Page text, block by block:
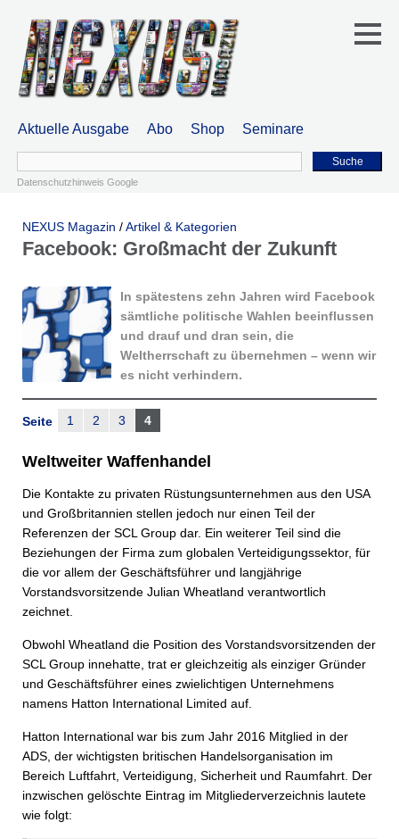
Aktuelle Ausgabe Abo Shop Seminare
Suche
Datenschutzhinweis Google
NEXUS Magazin /Artikel & Kategorien
Facebook: Großmacht der Zukunft
In spätestens zehn Jahren wird Facebook
sämtliche politische Wahlen beeinflussen
und drauf und dran sein, die
Weltherrschaft zu übernehmen – wenn wir
es nicht verhindern.
Seite 1 2 3 4
Weltweiter Waffenhandel
Die Kontakte zu privaten Rüstungsunternehmen aus den USA
und Großbritannien stellen jedoch nur einen Teil der
Referenzen der SCL Group dar. Ein weiterer Teil sind die
Beziehungen der Firma zum globalen Verteidigungssektor, für
die vor allem der Geschäftsführer und langjährige
Vorstandsvorsitzende Julian Wheatland verantwortlich
zeichnet.
Obwohl Wheatland die Position des Vorstandsvorsitzenden der
SCL Group innehatte, trat er gleichzeitig als einziger Gründer
und Geschäftsführer eines zwielichtigen Unternehmens
namens Hatton International Limited auf.
Hatton International war bis zum Jahr 2016 Mitglied in der
ADS, der wichtigsten britischen Handelsorganisation im
Bereich Luftfahrt, Verteidigung, Sicherheit und Raumfahrt. Der
inzwischen gelöschte Eintrag im Mitgliederverzeichnis lautete
wie folgt: